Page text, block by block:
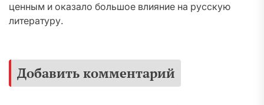
ценным и оказало большое влияние на русскую
литературу.
Добавить комментарий